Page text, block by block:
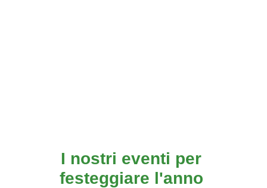
I nostri eventi per
festeggiare l'anno